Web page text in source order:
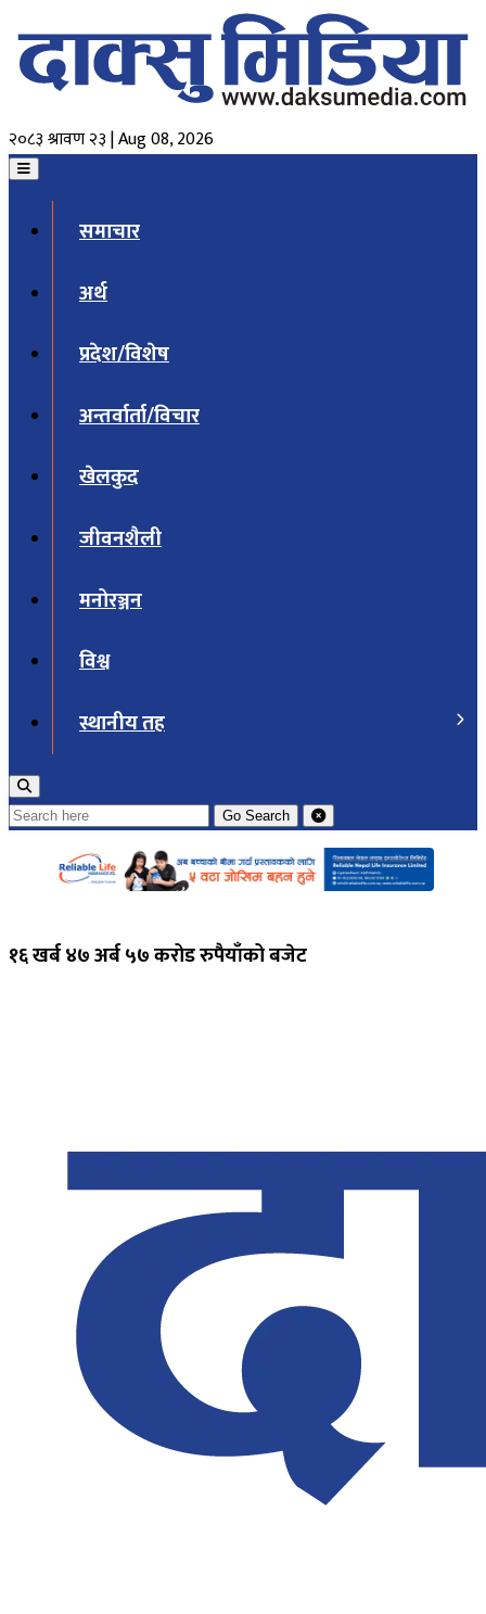
२०८३ श्रावण २३ | Aug 08, 2026
समाचार
अर्थ
प्रदेश/विशेष
अन्तर्वार्ता/विचार
खेलकुद
जीवनशैली
मनोरञ्जन
विश्व
स्थानीय तह
Go Search
१६ खर्ब ४७ अर्ब ५७ करोड रुपैयाँको बजेट